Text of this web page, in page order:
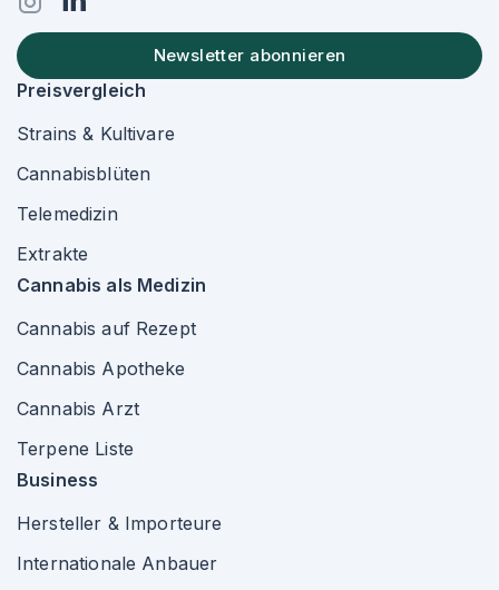
Newsletter abonnieren
Preisvergleich
Strains & Kultivare
Cannabisblüten
Telemedizin
Extrakte
Cannabis als Medizin
Cannabis auf Rezept
Cannabis Apotheke
Cannabis Arzt
Terpene Liste
Business
Hersteller & Importeure
Internationale Anbauer